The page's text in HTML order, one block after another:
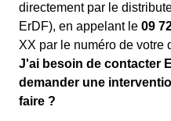
directement par le
ErDF), en appelant le 09
XX par le numéro de votre
J'ai besoin de contacter
demander une
faire ?